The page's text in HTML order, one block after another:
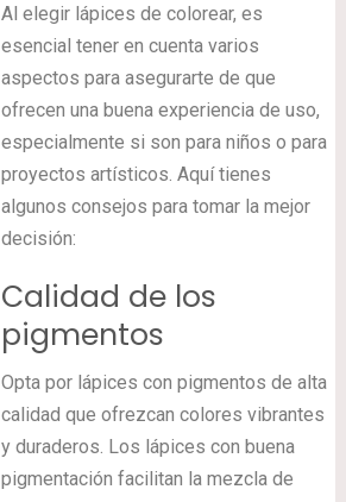
Al elegir lápices de colorear, es
esencial tener en cuenta varios
aspectos para asegurarte de que
ofrecen una buena experiencia de uso,
especialmente si son para niños o para
proyectos artísticos. Aquí tienes
algunos consejos para tomar la mejor
decisión:
Calidad de los
pigmentos
Opta por lápices con pigmentos de alta
calidad que ofrezcan colores vibrantes
y duraderos. Los lápices con buena
pigmentación facilitan la mezcla de